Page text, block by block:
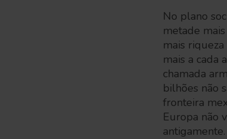
No plano
metade
mais
mais a cada
chamada
bilhões não
fronteira
Europa não